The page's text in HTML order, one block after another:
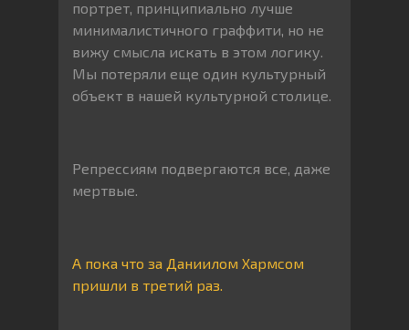
портрет, принципиально лучше
минималистичного граффити, но не
вижу смысла искать в этом логику.
Мы потеряли еще один культурный
объект в нашей культурной столице.
Репрессиям подвергаются все, даже
мертвые.
А пока что за Даниилом Хармсом
пришли в третий раз.